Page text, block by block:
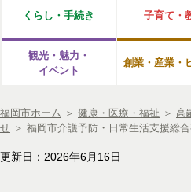
くらし・手続き 子育て・
観光・魅力・
イベント
創業・産業・
福岡市ホーム ＞ 健康・医療・福祉 ＞ 高
せ ＞ 福岡市介護予防・日常生活支援総
更新日：2026年6月16日